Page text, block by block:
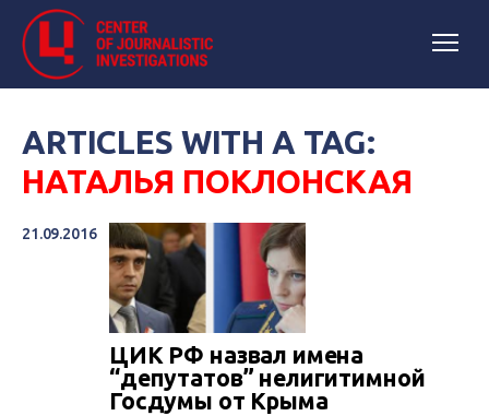
ARTICLES WITH A TAG:
НАТАЛЬЯ ПОКЛОНСКАЯ
21.09.2016
ЦИК РФ назвал имена
“депутатов” нелигитимной
Госдумы от Крыма